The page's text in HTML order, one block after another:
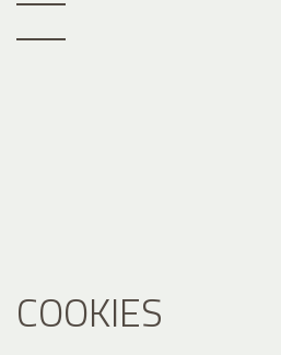
COOKIES